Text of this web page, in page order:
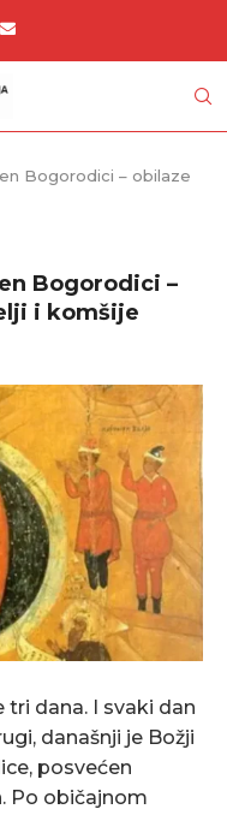
Bogorodici – obilaze
Bogorodici –
i komšije
tri dana. I svaki dan
današnji je Božji
posvećen
Po običajnom